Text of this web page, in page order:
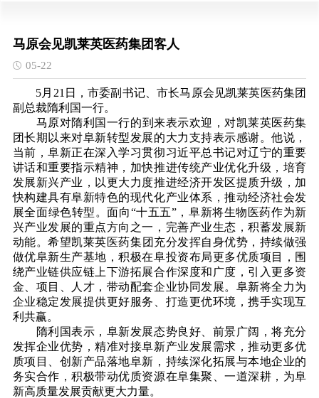
马原会见凯莱英医药集团客人
05-22
5月21日，市委副书记、市长马原会见凯莱英医药集团
副总裁隋利国一行。
马原对隋利国一行的到来表示欢迎，对凯莱英医药集
团长期以来对阜新转型发展的大力支持表示感谢。他说，
当前，阜新正在深入学习贯彻习近平总书记对辽宁的重要
讲话和重要指示精神，加快推进传统产业优化升级，培育
发展新兴产业，以更大力度推进经济开发区提质升级，加
快构建具有阜新特色的现代化产业体系，推动经济社会发
展全面绿色转型。面向“十五五”，阜新将生物医药作为新
兴产业发展的重点方向之一，完善产业生态，积蓄发展新
动能。希望凯莱英医药集团充分发挥自身优势，持续做强
做优阜新生产基地，积极在阜投资布局更多优质项目， 围
绕产业链供应链上下游拓展合作深度和广度，引入更多资
金、项目、人才，带动配套企业协同发展。阜新将全力为
企业稳定发展提供更好服务、打造更优环境，携手实现互
利共赢。
隋利国表示，阜新发展态势良好、前景广阔，将充分
发挥企业优势，精准对接阜新产业发展需求，推动更多优
质项目、创新产品落地阜新，持续深化拓展与本地企业的
务实合作，积极带动优质资源在阜集聚、一道深耕，为阜
新高质量发展贡献更大力量。